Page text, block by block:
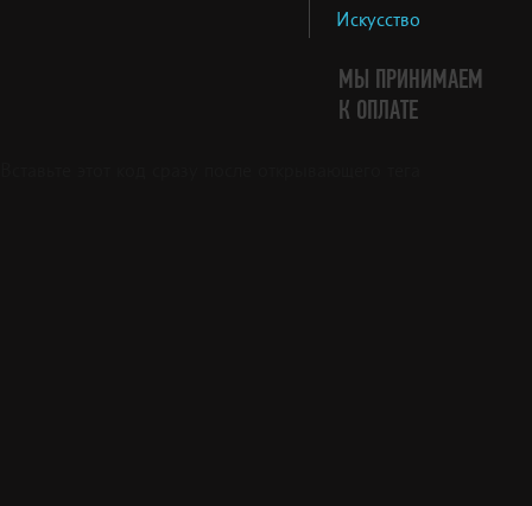
Искусство
МЫ ПРИНИМАЕМ
К ОПЛАТЕ